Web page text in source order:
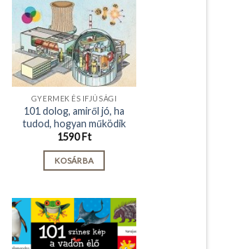
GYERMEK ÉS IFJÚSÁGI
101 dolog, amiről jó, ha
tudod, hogyan működik
1590Ft
KOSÁRBA